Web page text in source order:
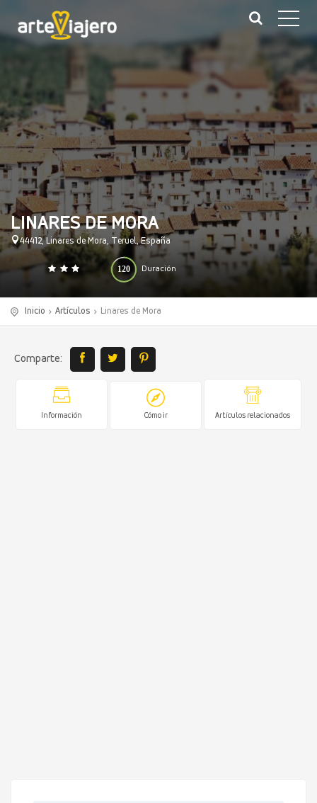
LINARES DE MORA
44412, Linares de Mora, Teruel, España
Duración
120
0 140
Inicio Artículos Linares de Mora
Comparte:
Información Cómo ir Artículos relacionados